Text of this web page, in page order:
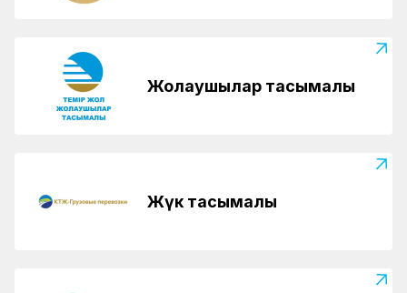
Жолаушылар тасымалы
Жүк тасымалы